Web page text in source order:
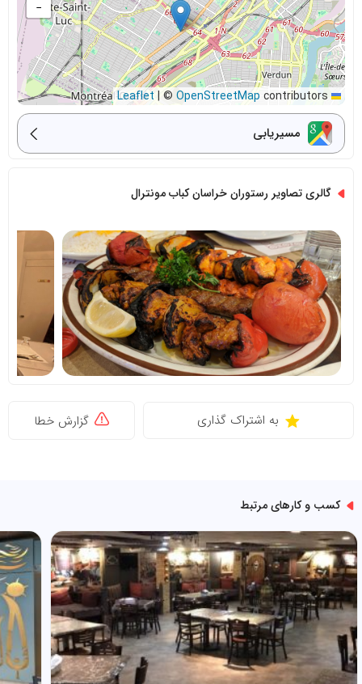
−
|© OpenStreetMapcontributors
مسیریابی
گالری تصاویر رستوران خراسان کباب مونترال
به اشتراک گذاری گزارش خطا
کسب و کارهای مرتبط